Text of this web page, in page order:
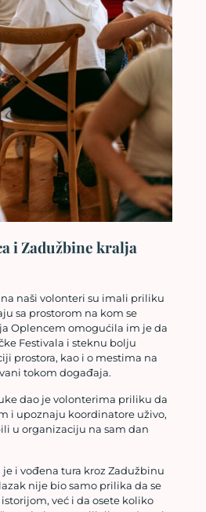
i Zadužbine kralja
naši volonteri su imali priliku
sa prostorom na kom se
Oplencem omogućila im je da
Festivala i steknu bolju
prostora, kao i o mestima na
tokom događaja.
dao je volonterima priliku da
i upoznaju koordinatore uživo,
u organizaciju na sam dan
i vođena tura kroz Zadužbinu
nije bio samo prilika da se
već i da osete koliko